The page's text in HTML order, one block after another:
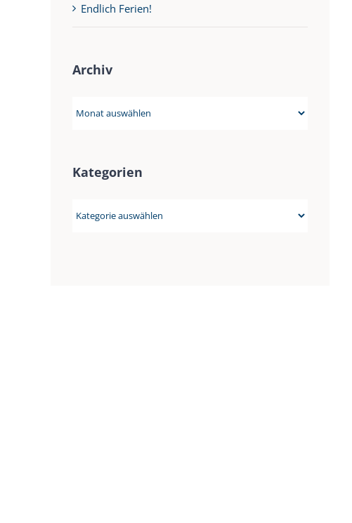
Endlich Ferien!
Archiv
Archiv
Kategorien
Kategorien